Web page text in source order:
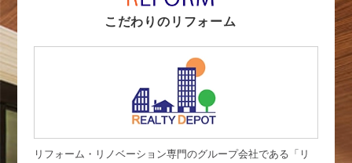
こだわりのリフォーム
リフォーム・リノベーション専門のグループ会社である「リ